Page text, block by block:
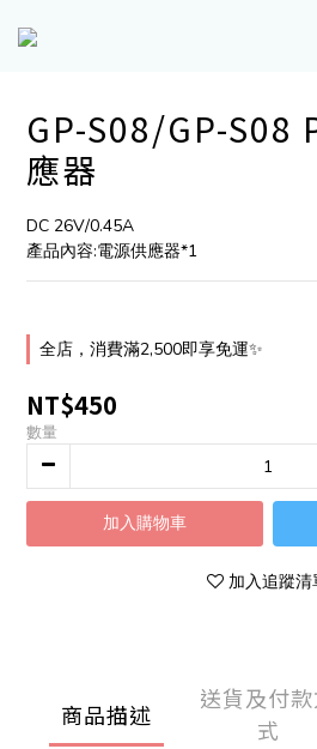
GP-S08/GP-S08
應器
DC 26V/0.45A
產品內容:電源供應器*1
全店，消費滿2,500即享免運✨
NT$450
數量
加入購物車
加入追蹤清
商品描述
送貨及付
式